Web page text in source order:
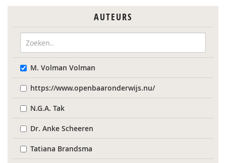
AUTEURS
M. Volman Volman
https://www.openbaaronderwijs.nu/
N.G.A. Tak
Dr. Anke Scheeren
Tatiana Brandsma